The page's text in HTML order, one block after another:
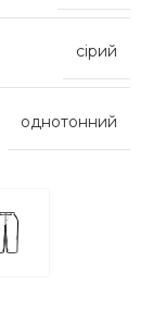
сірий
однотонний